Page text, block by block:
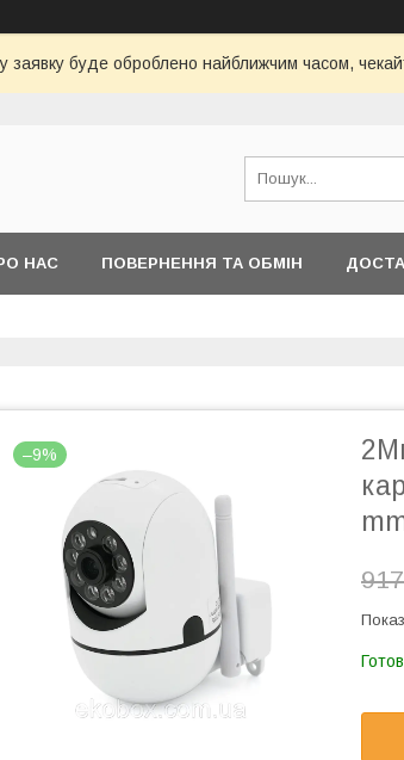
заявку буде оброблено найближчим часом,
НАС ПОВЕРНЕННЯ ТА ОБМІН
–9%